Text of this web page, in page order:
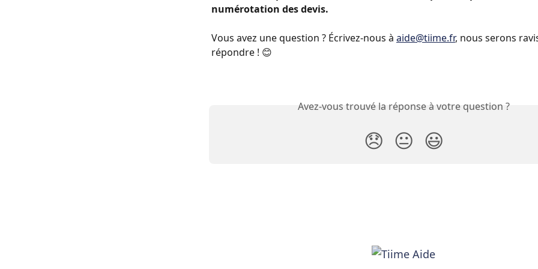
numérotation des devis.
Vous avez une question ? Écrivez-nous à aide@tiime.fr, nous serons
répondre ! 😊
Avez-vous trouvé la réponse à votre question ?
😞 😐 😃